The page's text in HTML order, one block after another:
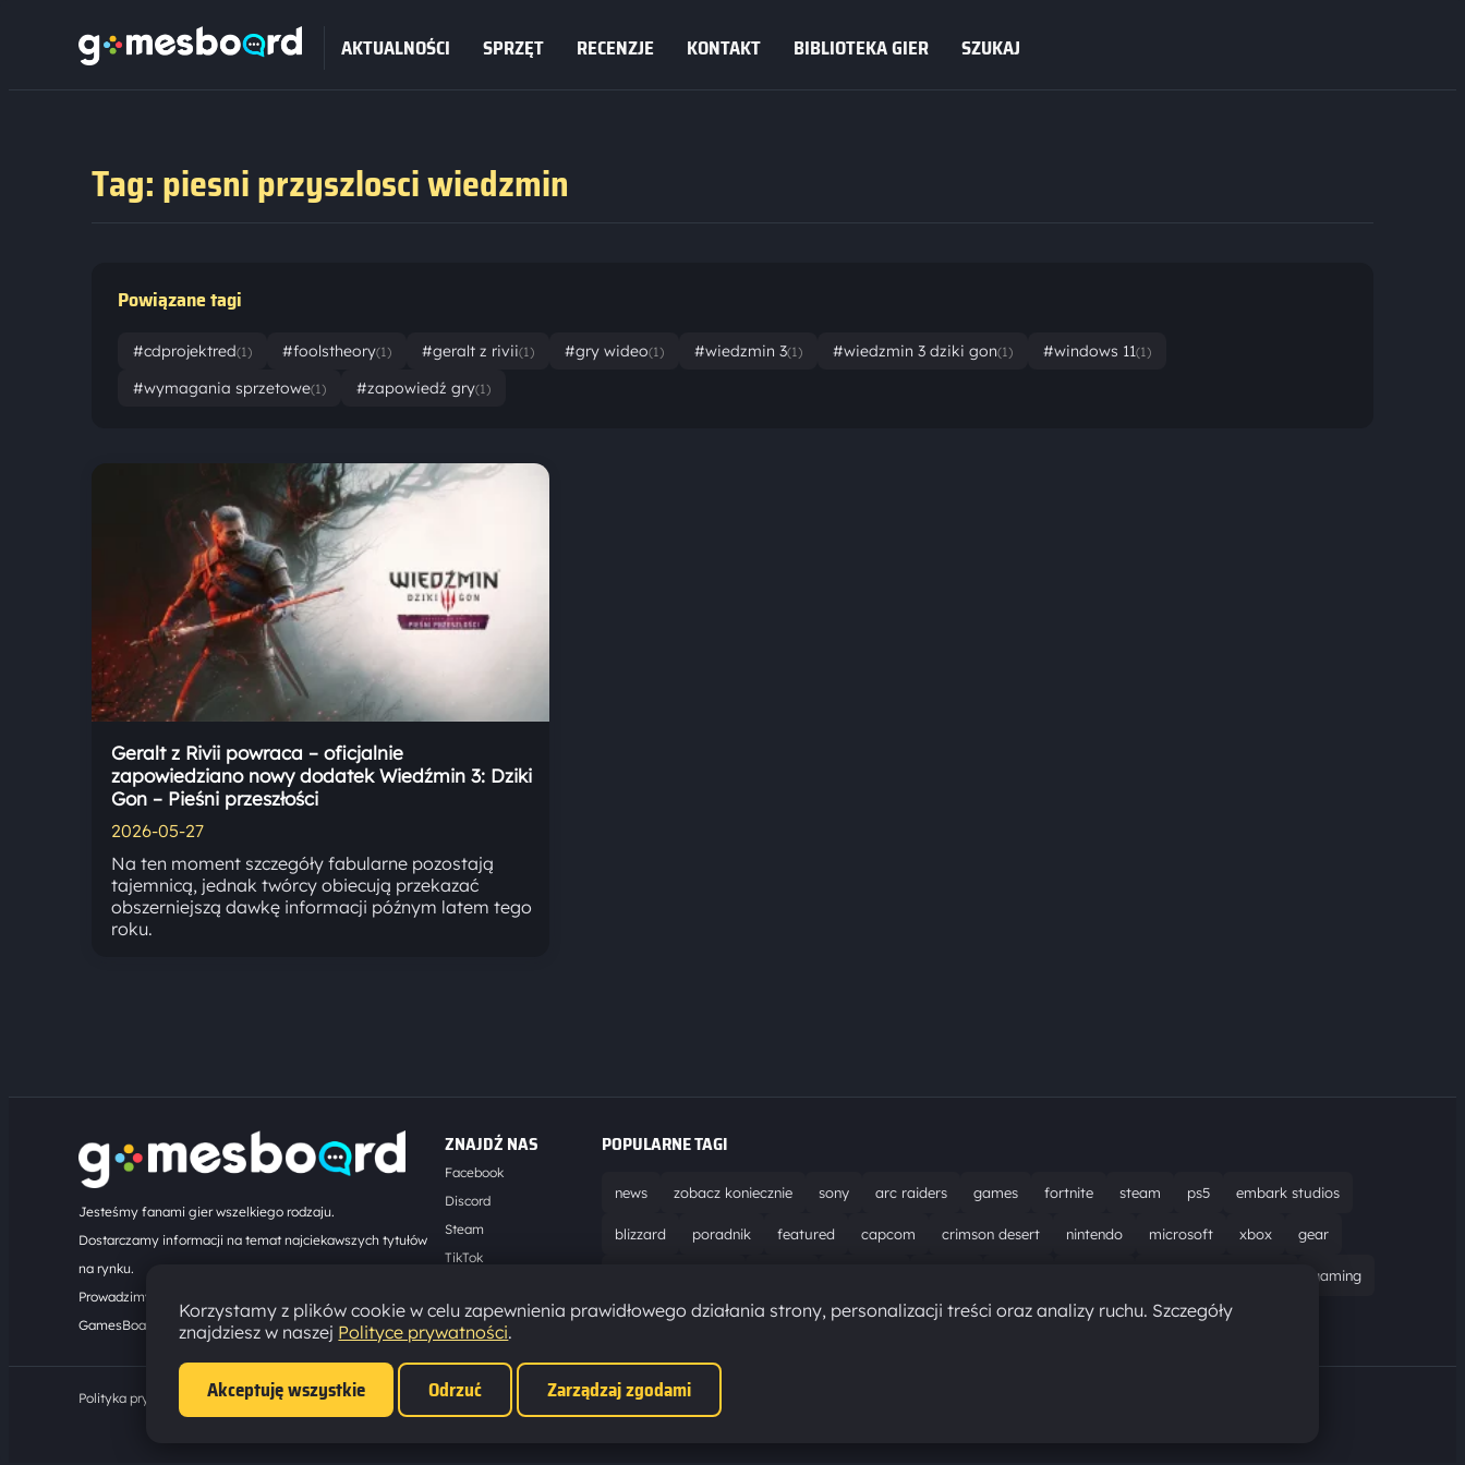
AKTUALNOŚCI SPRZĘT RECENZJE KONTAKT BIBLIOTEKA GIER SZUKAJ
Tag: piesni przyszlosci wiedzmin
Powiązane tagi
#cdprojektred(1) #foolstheory(1) #geralt z rivii(1) #gry wideo(1) #wiedzmin 3(1) #wiedzmin 3 dziki gon(1) #windows 11(1)
#wymagania sprzetowe(1) #zapowiedź gry(1)
Geralt z Rivii powraca – oficjalnie
zapowiedziano nowy dodatek Wiedźmin 3: Dziki
Gon – Pieśni przeszłości
2026-05-27
Na ten moment szczegóły fabularne pozostają
tajemnicą, jednak twórcy obiecują przekazać
obszerniejszą dawkę informacji późnym latem tego
roku.
Jesteśmy fanami gier wszelkiego rodzaju.
Dostarczamy informacji na temat najciekawszych tytułów
na rynku.
Prowadzimy turnieje online. Działamy od 2008 roku.
GamesBoard.pl © 2026
ZNAJDŹ NAS
Facebook
Discord
Steam
TikTok
POPULARNE TAGI
news zobacz koniecznie sony arc raiders games fortnite steam ps5 embark studios
blizzard poradnik featured capcom crimson desert nintendo microsoft xbox gear
gaming
aktualizacja pc epic games hytale
Polityka prywatności · Ustawienia cookies
Korzystamy z plików cookie w celu zapewnienia prawidłowego działania strony, personalizacji treści oraz analizy ruchu. Szczegóły
znajdziesz w naszej Polityce prywatności.
Akceptuję wszystkie Odrzuć Zarządzaj zgodami